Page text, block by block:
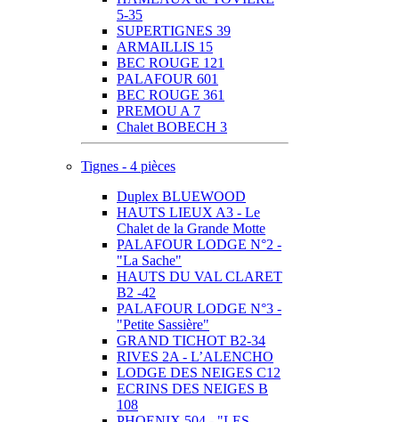
5-35
SUPERTIGNES 39
ARMAILLIS 15
BEC ROUGE 121
PALAFOUR 601
BEC ROUGE 361
PREMOU A 7
Chalet BOBECH 3
Tignes - 4 pièces
Duplex BLUEWOOD
HAUTS LIEUX A3 - Le
Chalet de la Grande Motte
PALAFOUR LODGE N°2 -
"La Sache"
HAUTS DU VAL CLARET
B2 -42
PALAFOUR LODGE N°3 -
"Petite Sassière"
GRAND TICHOT B2-34
RIVES 2A - L’ALENCHO
LODGE DES NEIGES C12
ECRINS DES NEIGES B
108